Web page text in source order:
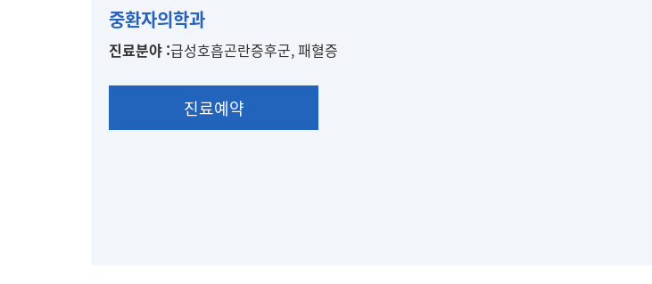
본
진
료
중환자의학과
진료분야 :급성호흡곤란증후군, 패혈증
진료예약